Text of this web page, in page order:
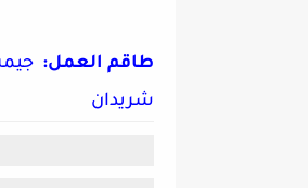
طاقم العمل:
شريدان